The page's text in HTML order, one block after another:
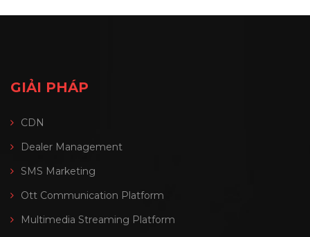
GIẢI PHÁP
CDN
Dealer Management
SMS Marketing
Ott Communication Platform
Multimedia Streaming Platform